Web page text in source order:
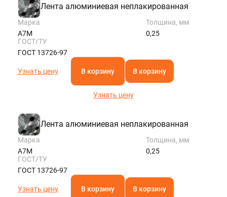
Лента алюминиевая неплакированная
Марка
А7М
Толщина, мм
0,25
ГОСТ/ТУ
ГОСТ 13726-97
Узнать цену В корзину В корзину
Узнать цену
Лента алюминиевая неплакированная
Марка
А7М
Толщина, мм
0,25
ГОСТ/ТУ
ГОСТ 13726-97
Узнать цену В корзину В корзину